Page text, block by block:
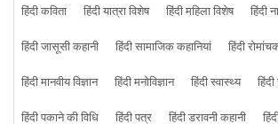
हिंदी कविता
हिंदी यात्रा विशेष हिंदी महिला विशेष हिंदी
हिंदी जासूसी कहानी
हिंदी सामाजिक कहानियां
हिंदी
हिंदी मानवीय विज्ञान
हिंदी मनोविज्ञान हिंदी स्वास्थ्य
हिंदी पकाने की विधि
हिंदी पत्र हिंदी डरावनी कहानी